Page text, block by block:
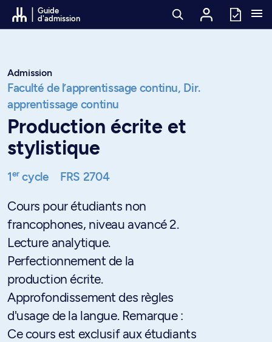
Passer au contenu
Guide
d'admission
Admission
Faculté de l’apprentissage continu, Dir.
apprentissage continu
Production écrite et
stylistique
1ercycle FRS 2704
Cours pour étudiants non
francophones, niveau avancé 2.
Lecture analytique.
Perfectionnement de la
production écrite.
Approfondissement des règles
d'usage de la langue. Remarque :
Ce cours est exclusif aux étudiants